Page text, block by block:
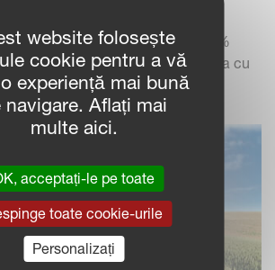
”Cu ajutorul IsoMatch
GEOSPREAD economisesc 10%
din Germania lucrează deja cu
website folosește
cookie pentru a vă
experiență mai bună
navigare. Aflați mai
multe aici.
acceptați-le pe toate
toate cookie-urile
Personalizați